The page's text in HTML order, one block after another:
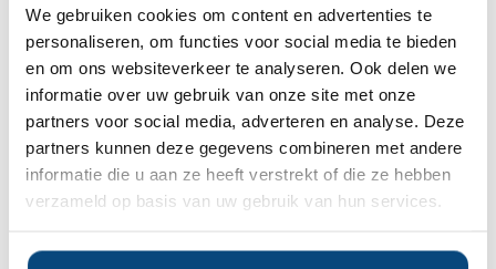
We gebruiken cookies om content en advertenties te
personaliseren, om functies voor social media te bieden
en om ons websiteverkeer te analyseren. Ook delen we
informatie over uw gebruik van onze site met onze
partners voor social media, adverteren en analyse. Deze
partners kunnen deze gegevens combineren met andere
informatie die u aan ze heeft verstrekt of die ze hebben
verzameld op basis van uw gebruik van hun services.
Op zoek naar de beste
vermogensbeheerder?
Bent u op zoek naar de voor u beste
vermogensbeheerder?
Vraag dan gratis en geheel vrijblijvend een
SelectieRapport aan. Per e-mail ontvangt u
een selectie van goede vermogensbeheerders die het
beste passen bij uw persoonlijke situatie, wensen en
voorkeuren.